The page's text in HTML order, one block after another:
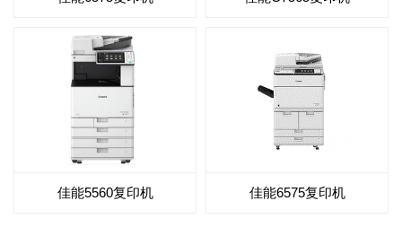
佳能5560复印机 佳能6575复印机